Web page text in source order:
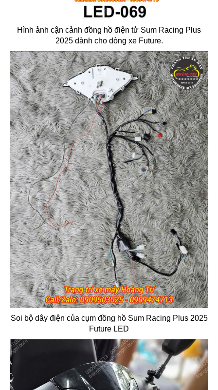
Hình ảnh cận cảnh đồng hồ điện tử Sum Racing Plus
2025 dành cho dòng xe Future.
Soi bộ dây điện của cụm đồng hồ Sum Racing Plus 2025
Future LED